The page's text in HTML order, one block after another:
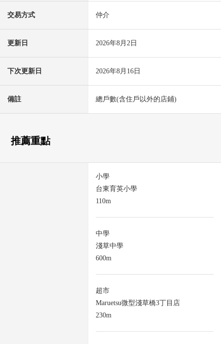
交易方式 仲介
更新日 2026年8月2日
下次更新日 2026年8月16日
備註 總戶數(含住戶以外的店鋪)
推薦重點
小學
台東育英小學
110m
中學
淺草中學
600m
超市
Maruetsu微型淺草橋3丁目店
230m